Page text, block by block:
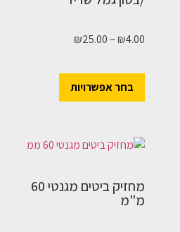
₪4.00
–
₪25.00
בחר אפשרויות
מחזיק ביטים מגנטי 60
מ"מ